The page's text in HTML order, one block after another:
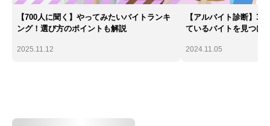
【700人に聞く】やってみたいバイトランキ
ング！選び方のポイントも解説
2025.11.12
【アルバイト診断】
ているバイトを見つけ
2024.11.05